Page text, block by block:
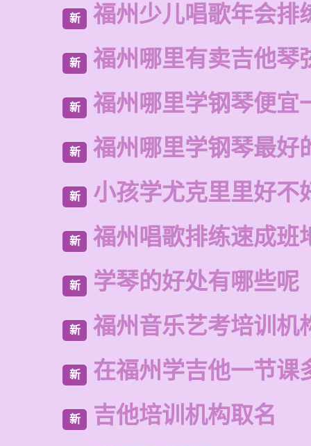
新 福州少儿唱歌年会排
新 福州哪里有卖吉他琴
新 福州哪里学钢琴便宜
新 福州哪里学钢琴最好
新 小孩学尤克里里好不
新 福州唱歌排练速成班
新 学琴的好处有哪些呢
新 福州音乐艺考培训机
新 在福州学吉他一节课
新 吉他培训机构取名